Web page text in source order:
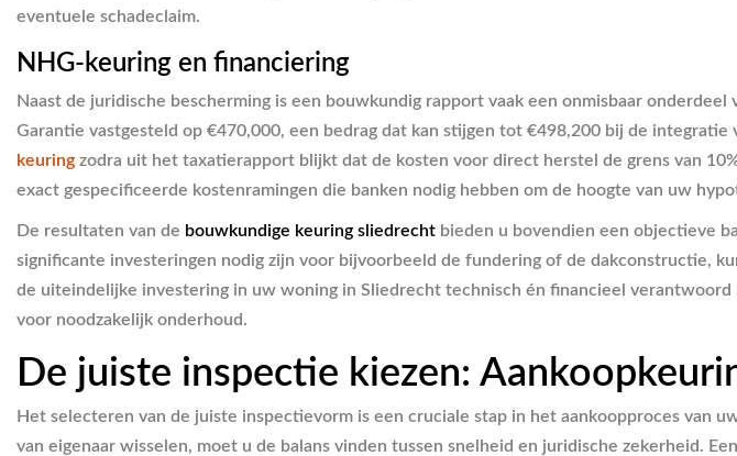
eventuele schadeclaim.
NHG-keuring en financiering
Naast de juridische bescherming is een bouwkundig rapport vaak een onmisbaar
Garantie vastgesteld op €470,000, een bedrag dat kan stijgen tot €498,200 bij de
keuring zodra uit het taxatierapport blijkt dat de kosten voor direct herstel de grens van
exact gespecificeerde kostenramingen die banken nodig hebben om de hoogte van uw
De resultaten van de bouwkundige keuring sliedrecht bieden u bovendien een objectieve
significante investeringen nodig zijn voor bijvoorbeeld de fundering of de dakconstructie,
de uiteindelijke investering in uw woning in Sliedrecht technisch én financieel
voor noodzakelijk onderhoud.
De juiste inspectie kiezen:
Het selecteren van de juiste inspectievorm is een cruciale stap in het aankoopproces van
van eigenaar wisselen, moet u de balans vinden tussen snelheid en juridische zekerheid. Een